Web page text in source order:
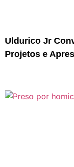
Uldurico Jr
Projetos e